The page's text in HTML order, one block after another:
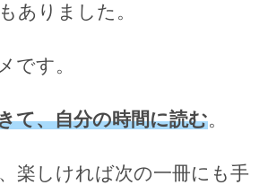
ありました。
です。
て、自分の時間に読む。
楽しければ次の一冊にも手